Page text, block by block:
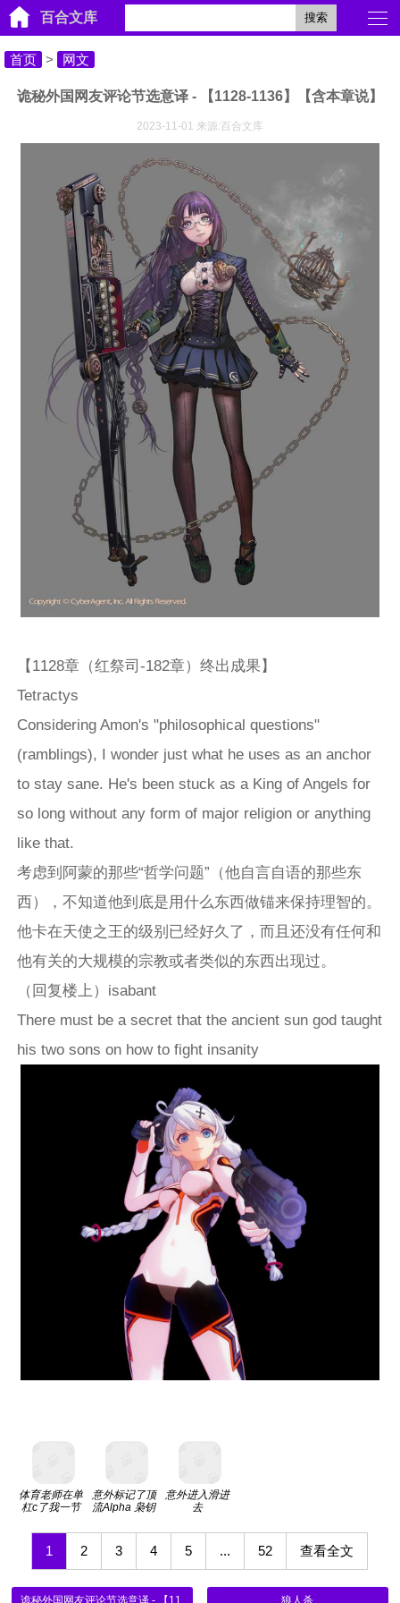
百合文库 搜索
首页 > 网文
诡秘外国网友评论节选意译 - 【1128-1136】【含本章说】
2023-11-01 来源:百合文库
【1128章（红祭司-182章）终出成果】
Tetractys
Considering Amon's "philosophical questions"
(ramblings), I wonder just what he uses as an anchor
to stay sane. He's been stuck as a King of Angels for
so long without any form of major religion or anything
like that.
考虑到阿蒙的那些“哲学问题”（他自言自语的那些东
西），不知道他到底是用什么东西做锚来保持理智的。
他卡在天使之王的级别已经好久了，而且还没有任何和
他有关的大规模的宗教或者类似的东西出现过。
（回复楼上）isabant
There must be a secret that the ancient sun god taught
his two sons on how to fight insanity
体育老师在单
杠c了我一节
意外标记了顶
流Alpha 枭钥
意外进入滑进
去
1 2 3 4 5 ... 52 查看全文
狼人杀